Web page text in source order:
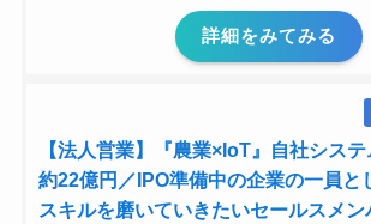
詳細をみてみる
【法人営業】『農業×IoT』自社シス
約22億円／IPO準備中の企業の一員と
スキルを磨いていきたいセールスメン